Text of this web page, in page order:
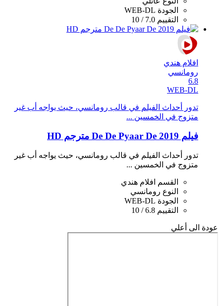
الجودة WEB-DL
التقييم 7.0 / 10
افلام هندي
رومانسي
6.8
WEB-DL
تدور أحداث الفيلم في قالب رومانسي، حيث يواجه أب غير
متزوج في الخمسين ...
فيلم De De Pyaar De 2019 مترجم HD
تدور أحداث الفيلم في قالب رومانسي، حيث يواجه أب غير
متزوج في الخمسين ...
القسم
افلام هندي
النوع رومانسي
الجودة WEB-DL
التقييم 6.8 / 10
عودة الى أعلي